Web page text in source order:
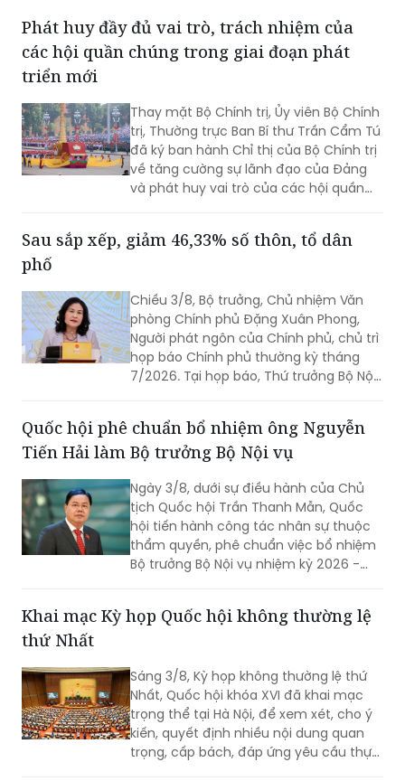
Phát huy đầy đủ vai trò, trách nhiệm của
các hội quần chúng trong giai đoạn phát
triển mới
Thay mặt Bộ Chính trị, Ủy viên Bộ Chính
trị, Thường trực Ban Bí thư Trần Cẩm Tú
đã ký ban hành Chỉ thị của Bộ Chính trị
về tăng cường sự lãnh đạo của Đảng
và phát huy vai trò của các hội quần
Sau sắp xếp, giảm 46,33% số thôn, tổ dân
phố
Chiều 3/8, Bộ trưởng, Chủ nhiệm Văn
phòng Chính phủ Đặng Xuân Phong,
Người phát ngôn của Chính phủ, chủ trì
họp báo Chính phủ thường kỳ tháng
7/2026. Tại họp báo, Thứ trưởng Bộ Nội
toàn quốc.
Quốc hội phê chuẩn bổ nhiệm ông Nguyễn
Tiến Hải làm Bộ trưởng Bộ Nội vụ
Ngày 3/8, dưới sự điều hành của Chủ
tịch Quốc hội Trần Thanh Mẫn, Quốc
hội tiến hành công tác nhân sự thuộc
thẩm quyền, phê chuẩn việc bổ nhiệm
Bộ trưởng Bộ Nội vụ nhiệm kỳ 2026 -
quyền Bộ trưởng Bộ Nội vụ.
Khai mạc Kỳ họp Quốc hội không thường lệ
thứ Nhất
Sáng 3/8, Kỳ họp không thường lệ thứ
Nhất, Quốc hội khóa XVI đã khai mạc
trọng thể tại Hà Nội, để xem xét, cho ý
kiến, quyết định nhiều nội dung quan
trọng, cấp bách, đáp ứng yêu cầu thực